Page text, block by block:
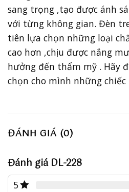
sang trọng ,tạo được ánh
với từng không gian. Đèn
tiên lựa chọn những loại
cao hơn ,chịu được nắng
hưởng đến thẩm mỹ . Hãy
chọn cho mình những chiếc
ĐÁNH GIÁ (0)
Đánh giá DL-228
5